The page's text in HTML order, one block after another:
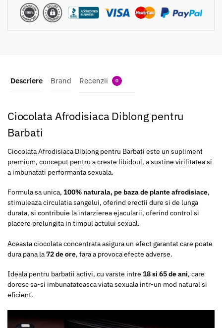
Descriere Brand Recenzii 0
Ciocolata Afrodisiaca Diblong pentru
Barbati
Ciocolata Afrodisiaca Diblong pentru Barbati este un supliment
premium, conceput pentru a creste libidoul, a sustine virilitatea si
a imbunatati performanta sexuala.
Formula sa unica, 100% naturala, pe baza de plante afrodisiace,
stimuleaza circulatia sangelui, oferind erectii dure si de lunga
durata, si contribuie la intarzierea ejacularii, oferind control si
placere prelungita in timpul actului sexual.
Aceasta ciocolata concentrata asigura un efect garantat care poate
dura pana la72 de ore, fara a provoca efecte adverse.
Ideala pentru barbatii activi, cu varste intre 18 si 65 de ani, care
doresc sa-si imbunatateasca viata sexuala intr-un mod natural si
eficient.